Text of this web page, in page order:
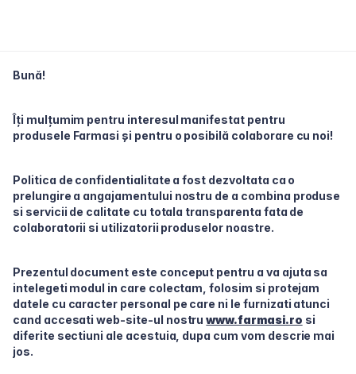
Bună!
Îți mulțumim pentru interesul manifestat pentru
produsele Farmasi și pentru o posibilă colaborare cu noi!
Politica de confidentialitate a fost dezvoltata ca o
prelungire a angajamentului nostru de a combina produse
si servicii de calitate cu totala transparenta fata de
colaboratorii si utilizatorii produselor noastre.
Prezentul document este conceput pentru a va ajuta sa
intelegeti modul in care colectam, folosim si protejam
datele cu caracter personal pe care ni le furnizati atunci
cand accesati web-site-ul nostruwww.farmasi.ro si
diferite sectiuni ale acestuia, dupa cum vom descrie mai
jos.